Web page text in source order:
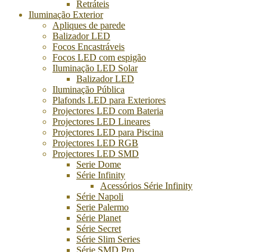
Retráteis
Iluminação Exterior
Apliques de parede
Balizador LED
Focos Encastráveis
Focos LED com espigão
Iluminação LED Solar
Balizador LED
Iluminação Pública
Plafonds LED para Exteriores
Projectores LED com Bateria
Projectores LED Lineares
Projectores LED para Piscina
Projectores LED RGB
Projectores LED SMD
Serie Dome
Série Infinity
Acessórios Série Infinity
Série Napoli
Serie Palermo
Série Planet
Série Secret
Série Slim Series
Série SMD Pro